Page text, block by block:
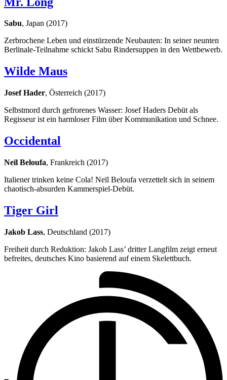
Sabu, Japan (2017)
Zerbrochene Leben und einstürzende Neubauten: In seiner neunten
Berlinale-Teilnahme schickt Sabu Rindersuppen in den Wettbewerb.
Wilde Maus
Josef Hader, Österreich (2017)
Selbstmord durch gefrorenes Wasser: Josef Haders Debüt als
Regisseur ist ein harmloser Film über Kommunikation und Schnee.
Occidental
Neïl Beloufa, Frankreich (2017)
Italiener trinken keine Cola! Neïl Beloufa verzettelt sich in seinem
chaotisch-absurden Kammerspiel-Debüt.
Tiger Girl
Jakob Lass, Deutschland (2017)
Freiheit durch Reduktion: Jakob Lass’ dritter Langfilm zeigt erneut
befreites, deutsches Kino basierend auf einem Skelettbuch.